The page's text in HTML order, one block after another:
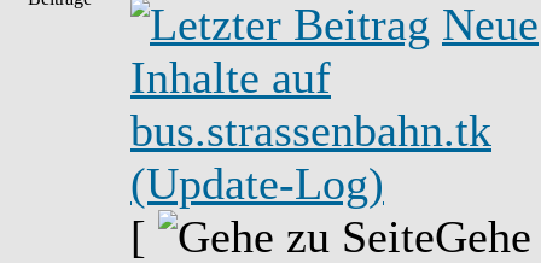
Neue
Inhalte auf
bus.strassenbahn.tk
(Update-Log)
[